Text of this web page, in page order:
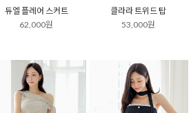
듀엘 플레어 스커트
62,000원
클라라 트위드 탑
53,000원